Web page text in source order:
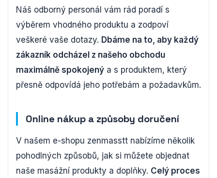
Náš odborný personál vám rád poradí s
výběrem vhodného produktu a zodpoví
veškeré vaše dotazy. Dbáme na to, aby každý
zákazník odcházel z našeho obchodu
maximálně spokojený a s produktem, který
přesně odpovídá jeho potřebám a požadavkům.
Online nákup a způsoby doručení
V našem e-shopu zenmasstt nabízíme několik
pohodlných způsobů, jak si můžete objednat
naše masážní produkty a doplňky. Celý proces